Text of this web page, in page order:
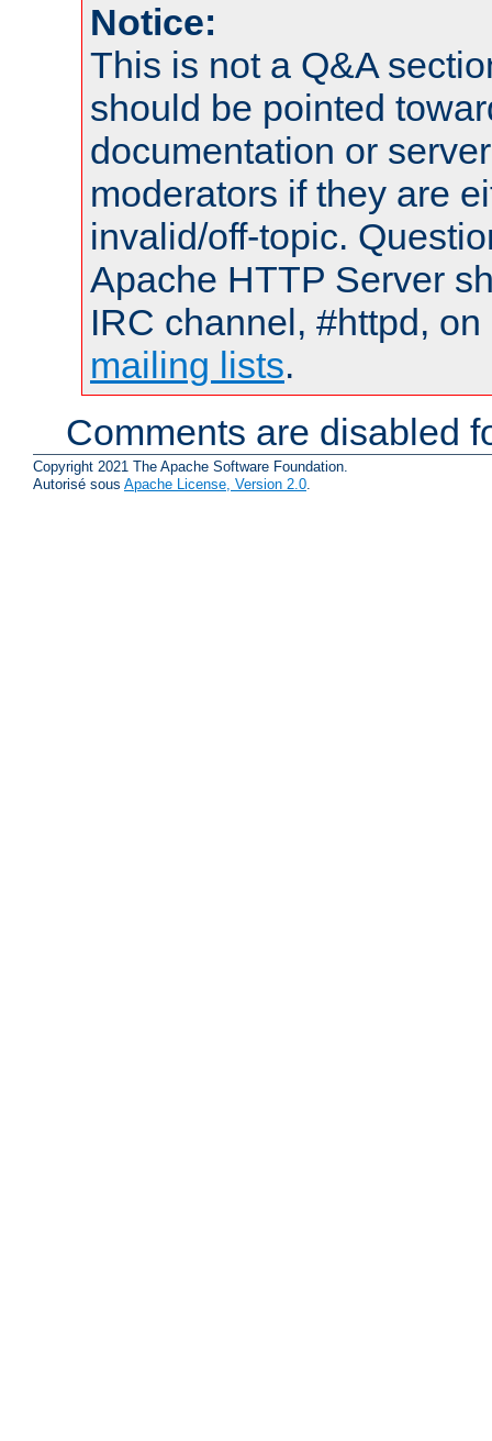
Notice:
This is not a Q&A
should be pointed
documentation or
moderators if they are
invalid/off-topic.
Apache HTTP Server
IRC channel, #httpd,
mailing lists.
Comments are disabled
Copyright 2021 The Apache Software Foundation.
Autorisé sous Apache License, Version 2.0